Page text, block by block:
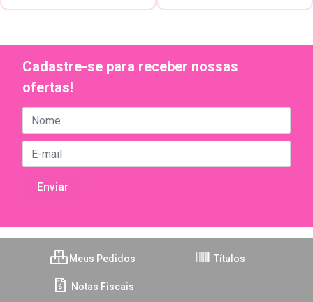
Cadastre-se para receber nossas
ofertas!
Meus Pedidos Títulos
Notas Fiscais